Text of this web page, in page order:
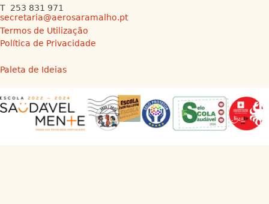
T 253 831 971
secretaria@aerosaramalho.pt
Termos de Utilização
Política de Privacidade
Paleta de Ideias